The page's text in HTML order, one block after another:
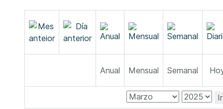
Anual Mensual Semanal